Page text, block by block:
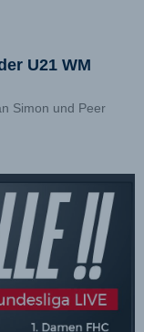
U21 WM
Simon und Peer